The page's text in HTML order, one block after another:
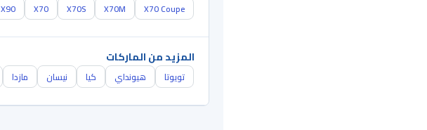
X70 Coupe
X70M
X70S
X70
X90
المزيد من الماركات
تويوتا هيونداي كيا نيسان مازدا